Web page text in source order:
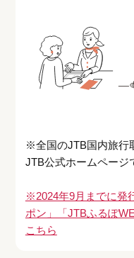
※全国のJTB国内旅行
JTB公式ホームページ
※2024年9月までに発
ポン」「JTBふるぽ
こちら